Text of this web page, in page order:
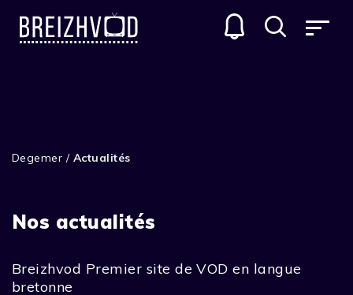
Degemer / Actualités
Nos actualités
Breizhvod Premier site de VOD en langue
bretonne